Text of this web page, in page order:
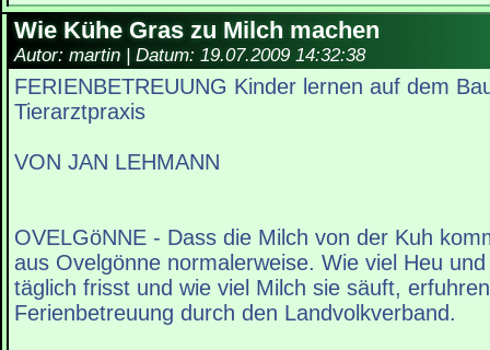
Wie Kühe Gras zu Milch machen
Autor: martin | Datum: 19.07.2009 14:32:38
FERIENBETREUUNG Kinder lernen auf dem
Tierarztpraxis
VON JAN LEHMANN
OVELGöNNE - Dass die Milch von der Kuh
aus Ovelgönne normalerweise. Wie viel Heu
täglich frisst und wie viel Milch sie säuft,
Ferienbetreuung durch den Landvolkverband.